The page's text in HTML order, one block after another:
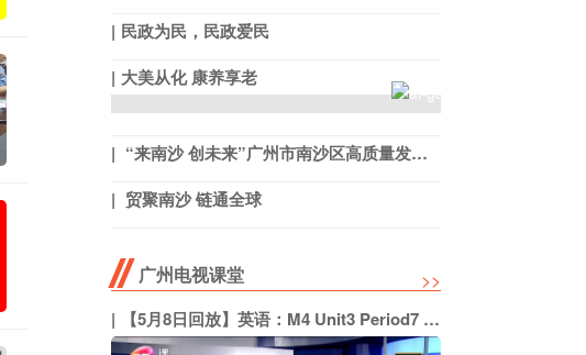
民政为民，民政爱民
大美从化 康养享老
“来南沙 创未来”广州市南沙区高质量发展系列宣介活动
贸聚南沙 链通全球
广州电视课堂 >>
【5月8日回放】英语：M4 Unit3 Period7 Writing（广州外国语学校 陈丽芳）